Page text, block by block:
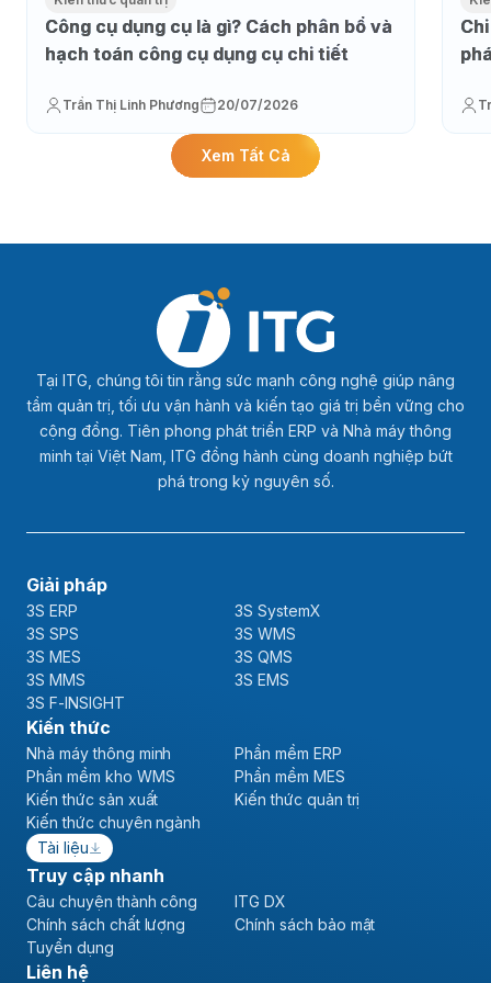
Công cụ dụng cụ là gì? Cách phân bổ và
hạch toán công cụ dụng cụ chi tiết
Trần Thị Linh Phương 20/07/2026
Xem Tất Cả
Tại ITG, chúng tôi tin rằng sức mạnh công nghệ giúp nâng
tầm quản trị, tối ưu vận hành và kiến tạo giá trị bền vững cho
cộng đồng. Tiên phong phát triển ERP và Nhà máy thông
minh tại Việt Nam, ITG đồng hành cùng doanh nghiệp bứt
phá trong kỷ nguyên số.
Giải pháp
3S ERP
3S SystemX
3S SPS
3S WMS
3S MES
3S QMS
3S MMS
3S EMS
3S F-INSIGHT
Kiến thức
Nhà máy thông minh
Phần mềm ERP
Phần mềm kho WMS
Phần mềm MES
Kiến thức sản xuất
Kiến thức quản trị
Kiến thức chuyên ngành
Tài liệu
Truy cập nhanh
Câu chuyện thành công
ITG DX
Chính sách chất lượng
Chính sách bảo mật
Tuyển dụng
Liên hệ